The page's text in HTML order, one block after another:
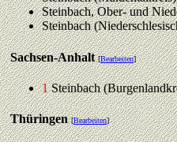
Steinbach, Ober- und
Steinbach
Sachsen-Anhalt [Bearbeiten]
1Steinbach
Thüringen [Bearbeiten]